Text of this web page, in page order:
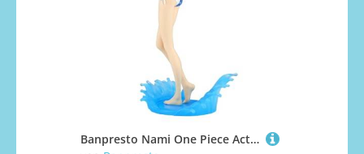
Banpresto Nami One Piece Actionfigur, Glitter&Glamours, Splash Style, 23 cm, Mehrfarbig, BP89481P